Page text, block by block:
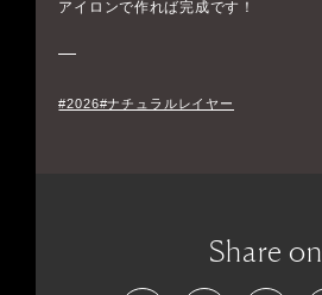
アイロンで作れば完成です！
#2026#ナチュラルレイヤー
Share on